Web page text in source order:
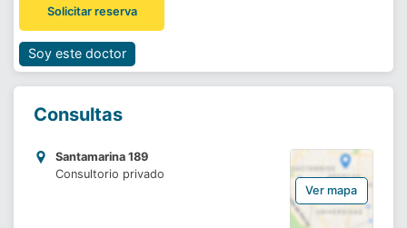
Software para clínicas
¿Eres un doctor?
Solicitar reserva
Soy este doctor
Consultas
Santamarina 189
Consultorio privado
Ver mapa